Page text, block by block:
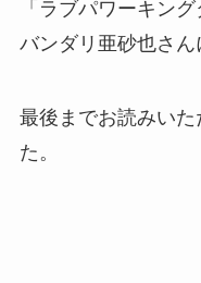
「ラブパワーキン
バンダリ亜砂也さん
最後までお読みい
た。